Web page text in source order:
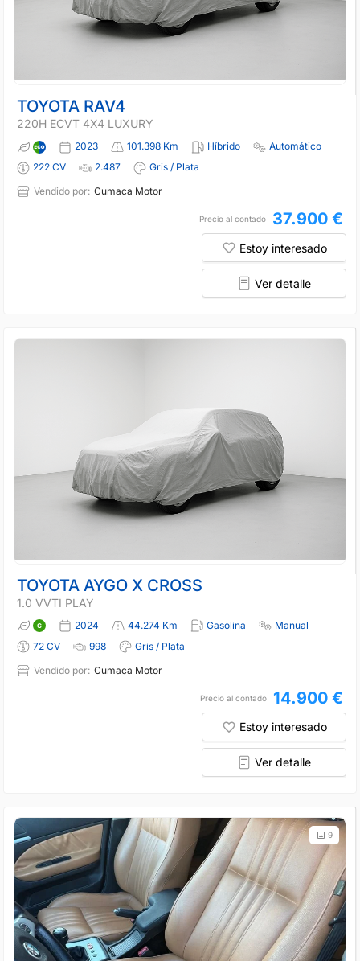
TOYOTA RAV4
220H ECVT 4X4 LUXURY
2023 101.398 Km Híbrido
Automático
222 CV
2.487
Gris / Plata
Vendido por: Cumaca Motor
Precio al contado 37.900 €
Estoy interesado
Ver detalle
TOYOTA AYGO X CROSS
1.0 VVTI PLAY
2024 44.274 Km Gasolina
Manual
72 CV
998
Gris / Plata
Vendido por: Cumaca Motor
Precio al contado 14.900 €
Estoy interesado
Ver detalle
9